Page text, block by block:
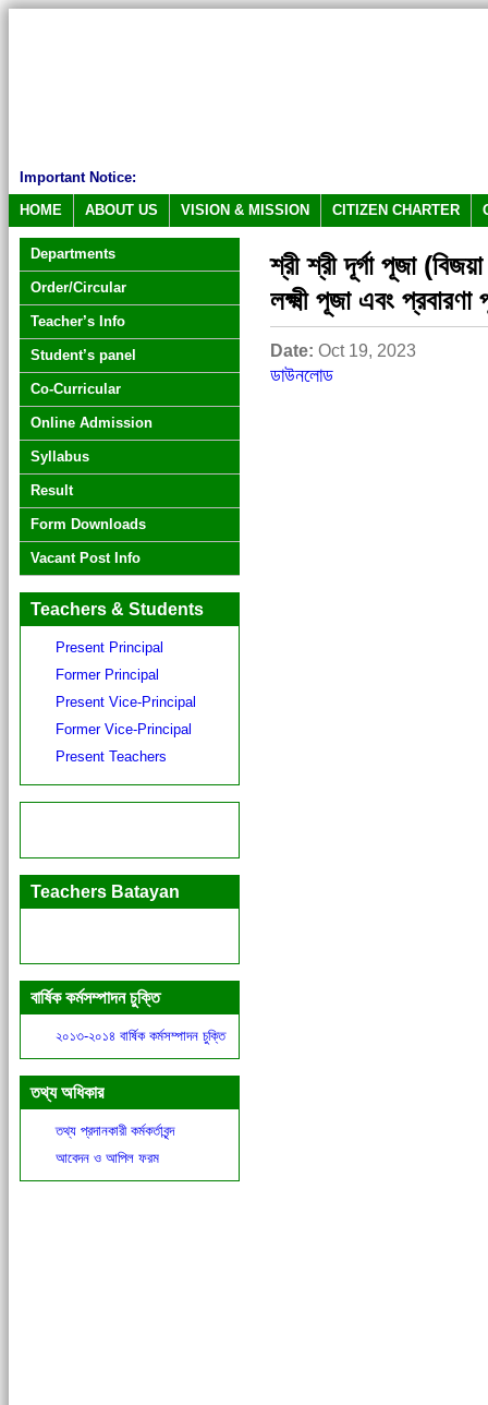
Important Notice:
HOME
ABOUT US VISION & MISSION CITIZEN CHARTER
Departments
Order/Circular
Teacher’s Info
Student’s panel
Co-Curricular
Online Admission
Syllabus
Result
Form Downloads
Vacant Post Info
Teachers & Students
Present Principal
Former Principal
Present Vice-Principal
Former Vice-Principal
Present Teachers
Teachers Batayan
বার্ষিক কর্মসম্পাদন চুক্তি
২০১৩-২০১৪ বার্ষিক কর্মসম্পাদন চুক্তি
তথ্য অধিকার
তথ্য প্রদানকারী কর্মকর্তাবৃন্দ
আবেদন ও আপিল ফরম
শ্রী শ্রী দূর্গা পূজা
লক্ষ্মী পূজা এবং প্রবারণা
Date: Oct 19, 2023
ডাউনলোড